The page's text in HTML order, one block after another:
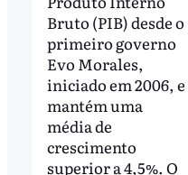
Bruto (PIB) desde o
primeiro governo
Evo Morales,
iniciado em 2006, e
mantém uma
média de
crescimento
superior a 4,5%. O